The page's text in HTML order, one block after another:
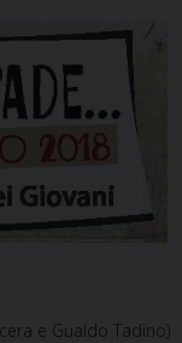
e Gualdo Tadino)